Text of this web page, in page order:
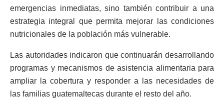
emergencias inmediatas, sino también contribuir a una
estrategia integral que permita mejorar las condiciones
nutricionales de la población más vulnerable.
Las autoridades indicaron que continuarán desarrollando
programas y mecanismos de asistencia alimentaria para
ampliar la cobertura y responder a las necesidades de
las familias guatemaltecas durante el resto del año.